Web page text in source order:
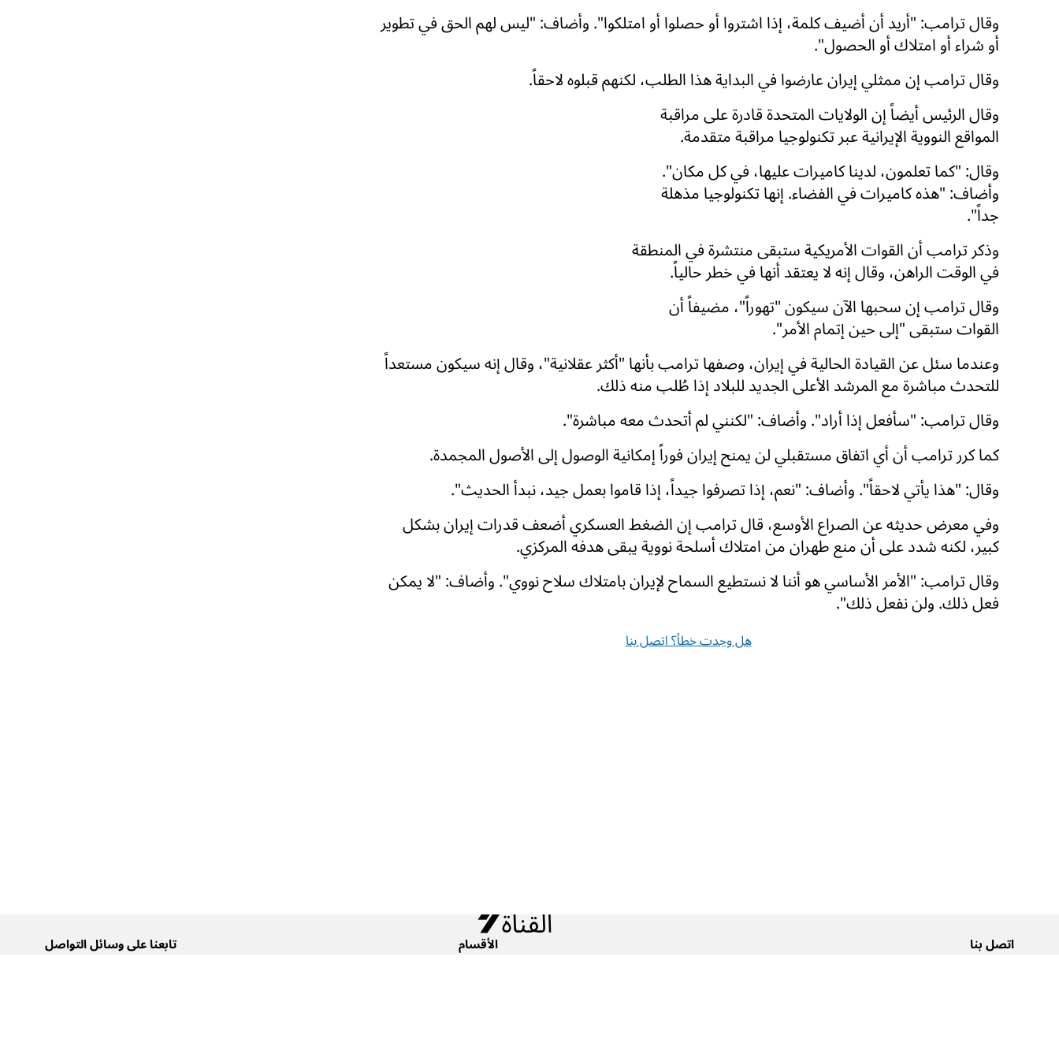
وقال ترامب: "أريد أن أضيف كلمة، إذا اشتروا أو حصلوا أو امتلكوا". وأضاف: "ليس لهم الحق في تطوير
أو شراء أو امتلاك أو الحصول".
وقال ترامب إن ممثلي إيران عارضوا في البداية هذا الطلب، لكنهم قبلوه لاحقاً.
وقال الرئيس أيضاً إن الولايات المتحدة قادرة على مراقبة
المواقع النووية الإيرانية عبر تكنولوجيا مراقبة متقدمة.
وقال: "كما تعلمون، لدينا كاميرات عليها، في كل مكان".
وأضاف: "هذه كاميرات في الفضاء. إنها تكنولوجيا مذهلة
جداً".
وذكر ترامب أن القوات الأمريكية ستبقى منتشرة في المنطقة
في الوقت الراهن، وقال إنه لا يعتقد أنها في خطر حالياً.
وقال ترامب إن سحبها الآن سيكون "تهوراً"، مضيفاً أن
القوات ستبقى "إلى حين إتمام الأمر".
وعندما سئل عن القيادة الحالية في إيران، وصفها ترامب بأنها "أكثر عقلانية"، وقال إنه سيكون مستعداً
للتحدث مباشرة مع المرشد الأعلى الجديد للبلاد إذا طُلب منه ذلك.
وقال ترامب: "سأفعل إذا أراد". وأضاف: "لكنني لم أتحدث معه مباشرة".
كما كرر ترامب أن أي اتفاق مستقبلي لن يمنح إيران فوراً إمكانية الوصول إلى الأصول المجمدة.
وقال: "هذا يأتي لاحقاً". وأضاف: "نعم، إذا تصرفوا جيداً، إذا قاموا بعمل جيد، نبدأ الحديث".
وفي معرض حديثه عن الصراع الأوسع، قال ترامب إن الضغط العسكري أضعف قدرات إيران بشكل
كبير، لكنه شدد على أن منع طهران من امتلاك أسلحة نووية يبقى هدفه المركزي.
وقال ترامب: "الأمر الأساسي هو أننا لا نستطيع السماح لإيران بامتلاك سلاح نووي". وأضاف: "لا يمكن
فعل ذلك. ولن نفعل ذلك".
هل وجدت خطأ؟ اتصل بنا
اتصل بنا
الأقسام
تابعنا على وسائل التواصل